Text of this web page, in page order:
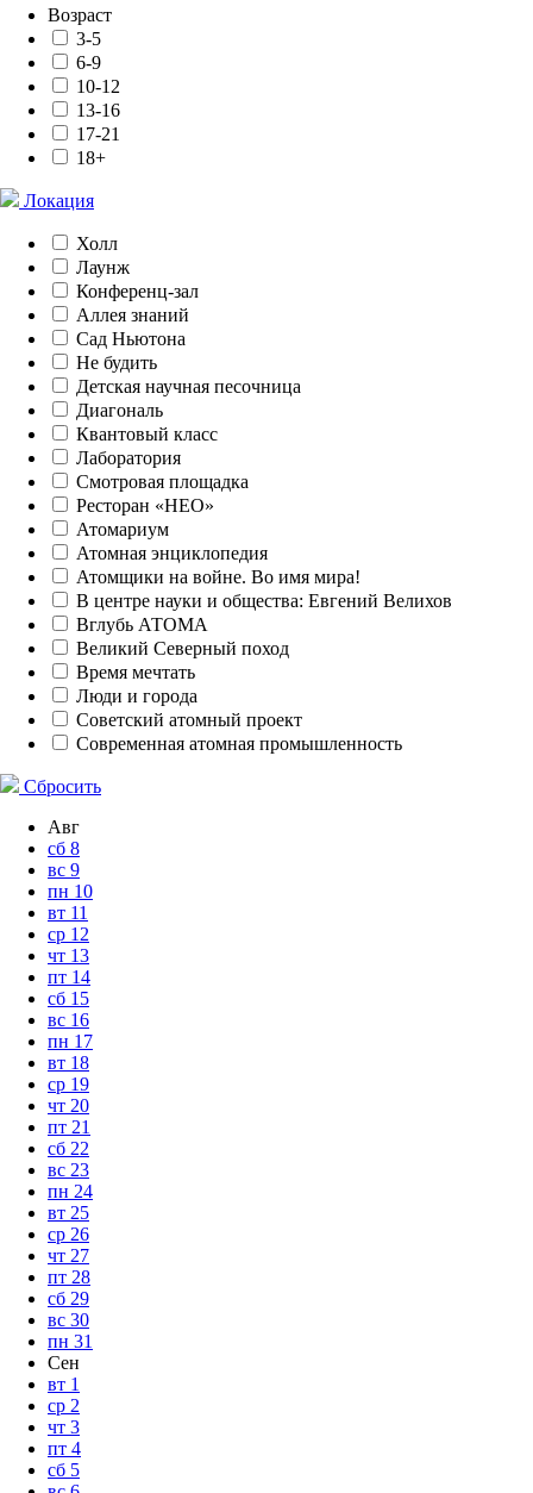
Возраст
3-5
6-9
10-12
13-16
17-21
18+
Локация
Холл
Лаунж
Конференц-зал
Аллея знаний
Сад Ньютона
Не будить
Детская научная песочница
Диагональ
Квантовый класс
Лаборатория
Смотровая площадка
Ресторан «НЕО»
Атомариум
Атомная энциклопедия
Атомщики на войне. Во имя мира!
В центре науки и общества: Евгений Велихов
Вглубь АТОМА
Великий Северный поход
Время мечтать
Люди и города
Советский атомный проект
Современная атомная промышленность
Сбросить
Авг
сб 8
вс 9
пн 10
вт 11
ср 12
чт 13
пт 14
сб 15
вс 16
пн 17
вт 18
ср 19
чт 20
пт 21
сб 22
вс 23
пн 24
вт 25
ср 26
чт 27
пт 28
сб 29
вс 30
пн 31
Сен
вт 1
ср 2
чт 3
пт 4
сб 5